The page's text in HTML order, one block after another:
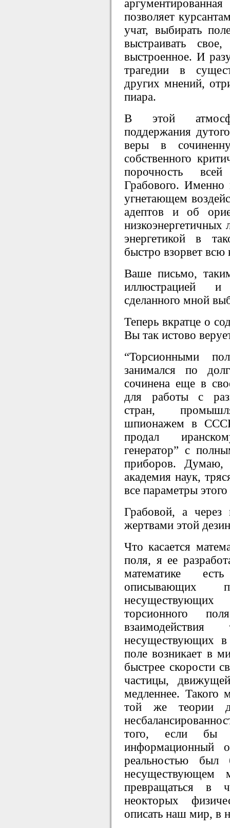
позволяет
учат, выбирать
выстраивать свое,
выстроенное. И
трагедии в
других мнений,
пиара.
В этой
поддержания
веры в
собственного
порочность
Грабового.
угнетающем
адептов и об
низкоэнергетичных
энергетикой в
быстро взорвет
Ваше письмо,
иллюстрацией
сделанного мной
Теперь вкратце о
Вы так истово
“Торсионными
занимался по
сочинена еще в
для работы с
стран,
шпионажем в
продал
генератор” с
приборов. Думаю,
академия наук,
все параметры
Грабовой, а
жертвами этой
Что касается
поля, я ее
математике
описывающих
торсионного
несуществующих
поле возникает в
быстрее скорости
частицы,
медленнее. Такого
той же теории
того, если бы
реальностью
превращаться в
неокторых
описать наш мир, в